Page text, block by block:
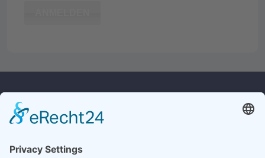
Kontakt
Monforts Quartier 32